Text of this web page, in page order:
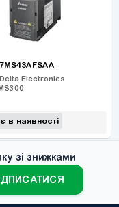
Delta Electronics
в наявності
зі знижками